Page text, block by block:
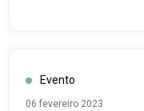
Evento
06 fevereiro 2023